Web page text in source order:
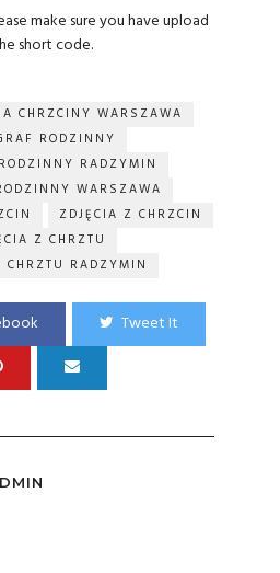
make sure you have upload
short code.
CHRZCINY WARSZAWA
RODZINNY
RADZYMIN
WARSZAWA
ZDJĘCIA Z CHRZCIN
Z CHRZTU
CHRZTU RADZYMIN
Tweet It